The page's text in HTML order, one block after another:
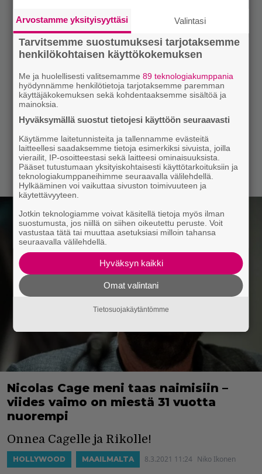
Nicolas Cage meni taas naimisiin –
viides vaimo on miestä 31 vuotta
nuorempi
Onnea Cagelle ja Rikolle!
HOLLYWOOD MAAILMALTA 8.3.2021 11:24 Niko Ikonen
Arvostamme yksityisyyttäsi Valintasi
Tarvitsemme suostumuksesi tarjotaksemme
henkilökohtaisen käyttökokemuksen
Me ja huolellisesti valitsemamme89 teknologiakumppania
hyödynnämme henkilötietoja tarjotaksemme paremman
käyttäjäkokemuksen sekä kohdentaaksemme sisältöä ja
mainoksia.
Hyväksymällä suostut tietojesi käyttöön seuraavasti
Käytämme laitetunnisteita ja tallennamme evästeitä
laitteellesi saadaksemme tietoja esimerkiksi sivuista, joilla
vierailit, IP-osoitteestasi sekä laitteesi ominaisuuksista.
Pääset tutustumaan yksityiskohtaisesti käyttötarkoituksiin ja
teknologiakumppaneihimme seuraavalla välilehdellä.
Hylkääminen voi vaikuttaa sivuston toimivuuteen ja
käytettävyyteen.
Jotkin teknologiamme voivat käsitellä tietoja myös ilman
suostumusta, jos niillä on siihen oikeutettu peruste. Voit
vastustaa tätä tai muuttaa asetuksiasi milloin tahansa
seuraavalla välilehdellä.
Hyväksyn kaikki
Omat valintani
Tietosuojakäytäntömme